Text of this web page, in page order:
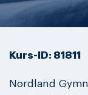
Kurs-ID: 81811
Nordland